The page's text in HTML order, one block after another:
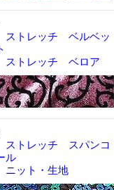
ストレッチ ベルベッ
ストレッチ ベロア
ストレッチ スパンコ
ル
ニット・生地